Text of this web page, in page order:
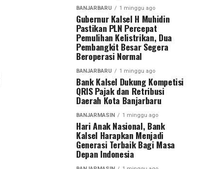
BANJARBARU 1 minggu ago
Gubernur Kalsel H Muhidin
Pastikan PLN Percepat
Pemulihan Kelistrikan, Dua
Pembangkit Besar Segera
Beroperasi Normal
BANJARBARU 1 minggu ago
Bank Kalsel Dukung Kompetisi
QRIS Pajak dan Retribusi
Daerah Kota Banjarbaru
BANJARMASIN 1 minggu ago
Hari Anak Nasional, Bank
Kalsel Harapkan Menjadi
Generasi Terbaik Bagi Masa
Depan Indonesia